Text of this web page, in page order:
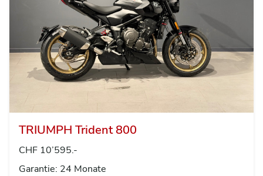
TRIUMPH Trident 800
CHF 10’595.-
Garantie: 24 Monate